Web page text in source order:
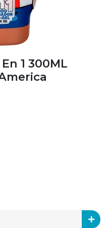
1 300ML